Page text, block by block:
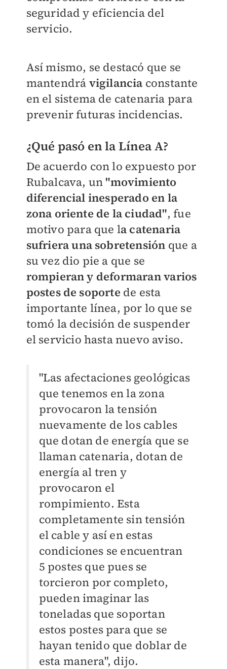
seguridad y eficiencia del
servicio.
Así mismo, se destacó que se
mantendrá vigilancia constante
en el sistema de catenaria para
prevenir futuras incidencias.
¿Qué pasó en la Línea A?
De acuerdo con lo expuesto por
Rubalcava, un"movimiento
diferencial inesperado en la
zona oriente de la ciudad", fue
motivo para que la catenaria
sufriera una sobretensión que a
su vez dio pie a que se
rompieran y deformaran varios
postes de soporte de esta
importante línea, por lo que se
tomó la decisión de suspender
el servicio hasta nuevo aviso.
"Las afectaciones geológicas
que tenemos en la zona
provocaron la tensión
nuevamente de los cables
que dotan de energía que se
llaman catenaria, dotan de
energía al tren y
provocaron el
rompimiento. Esta
completamente sin tensión
el cable y así en estas
condiciones se encuentran
5 postes que pues se
torcieron por completo,
pueden imaginar las
toneladas que soportan
estos postes para que se
hayan tenido que doblar de
esta manera", dijo.